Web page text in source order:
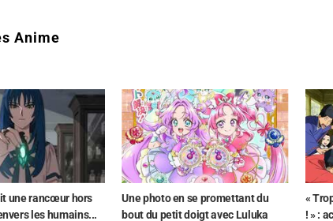
Anime
une rancœur hors
les humains...
Une photo en se promettant du
bout du petit doigt avec Luluka
«
! » :